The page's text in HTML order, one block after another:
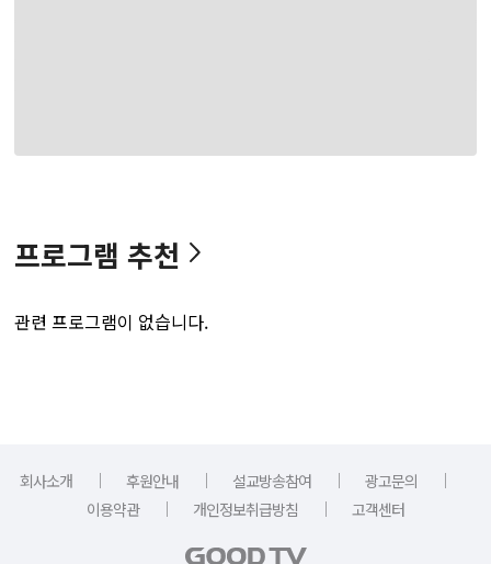
프로그램 추천
관련 프로그램이 없습니다.
회사소개 ｜ 후원안내 ｜ 설교방송참여 ｜ 광고문의
｜
이용약관
｜ 개인정보취급방침 ｜ 고객센터